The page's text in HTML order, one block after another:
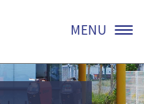
MENU